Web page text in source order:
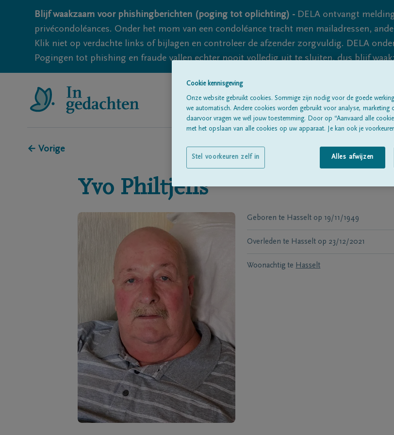
Blijf waakzaam voor phishingberichten (poging tot oplichting) - DELA ontvangt
privécondoléances. Onder het mom van een condoléance tracht men mailadressen,
Klik niet op verdachte links of bijlagen en controleer de afzender zorgvuldig. DELA
Pogingen tot phishing en fraude vallen echter nooit volledig uit te sluiten, dus blijf
Alle
← Vorige
Yvo Philtjens
Geboren te Hasselt op 19/11/1949
Overleden te Hasselt op 23/12/2021
Woonachtig te Hasselt
Cookie kennisgeving
Onze website gebruikt cookies. Sommige zijn nodig voor de goede
we automatisch. Andere cookies worden gebruikt voor analyse, marketing
daarvoor vragen we wél jouw toestemming. Door op “Aanvaard alle
met het opslaan van alle cookies op uw apparaat. Je kan ook je
Alles afwijzen
Stel voorkeuren zelf in